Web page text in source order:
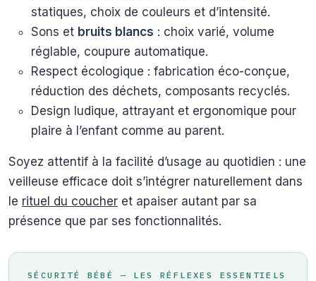
statiques, choix de couleurs et d’intensité.
Sons et bruits blancs : choix varié, volume
réglable, coupure automatique.
Respect écologique : fabrication éco-conçue,
réduction des déchets, composants recyclés.
Design ludique, attrayant et ergonomique pour
plaire à l’enfant comme au parent.
Soyez attentif à la facilité d’usage au quotidien : une
veilleuse efficace doit s’intégrer naturellement dans
le rituel du coucher et apaiser autant par sa
présence que par ses fonctionnalités.
SÉCURITÉ BÉBÉ — LES RÉFLEXES ESSENTIELS